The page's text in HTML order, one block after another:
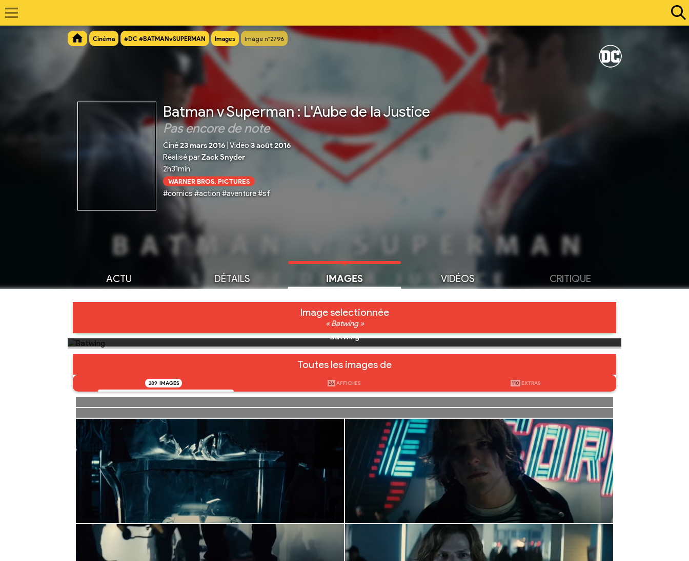
Cinéma #DC #BATMANvSUPERMAN Images Image n°2796
Batman v Superman : L'Aube de la Justice
Pas encore de note
Ciné23 mars 2016 Vidéo3 août 2016
Réalisé parZack Snyder
2h31min
WARNER BROS. PICTURES
#comics #action #aventure #sf
ACTU DÉTAILS IMAGES VIDÉOS CRITIQUE
Image selectionnée
« Batwing »
Batwing
Toutes les images de
289 IMAGES 26 AFFICHES 110 EXTRAS